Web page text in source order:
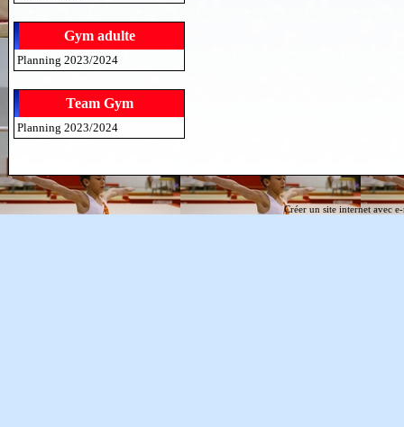
Gym adulte
Planning 2023/2024
Team Gym
Planning 2023/2024
Créer un site internet avec